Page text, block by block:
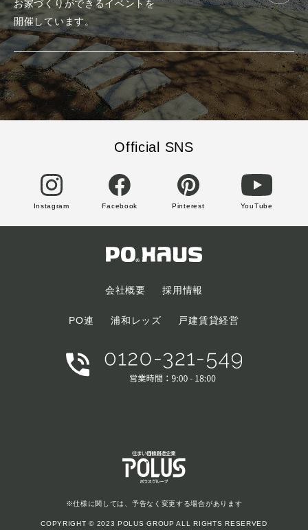
お家づくりができるイベントを
開催しています。
Official SNS
Instagram Facebook Pinterest YouTube
会社概要 採用情報
PO連 浦和レッズ 戸建賃貸経営
※仕様に関しては、予告なく変更する場合があります
COPYRIGHT © 2023 POLUS GROUP ALL RIGHTS RESERVED